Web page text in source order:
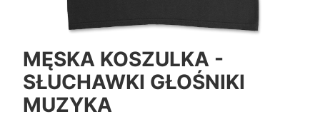
MĘSKA KOSZULKA -
SŁUCHAWKI GŁOŚNIKI
MUZYKA